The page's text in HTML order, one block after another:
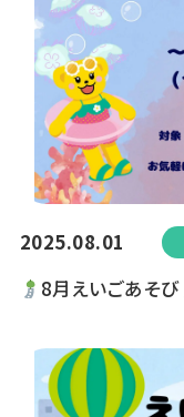
2025.08.01
8月えいごあそび